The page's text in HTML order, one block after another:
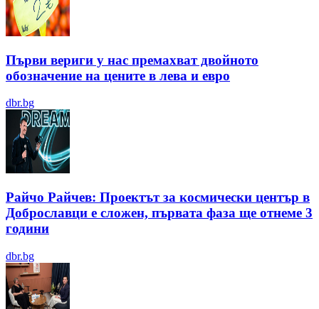
Първи вериги у нас премахват двойното
обозначение на цените в лева и евро
dbr.bg
Райчо Райчев: Проектът за космически център в
Доброславци е сложен, първата фаза ще отнеме 3
години
dbr.bg